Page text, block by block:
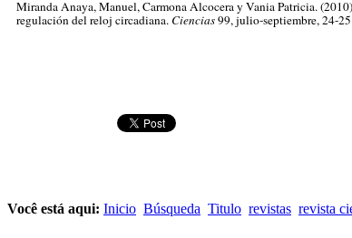
Miranda Anaya, Manuel,Carmona Alcocera y Vania Patricia.
regulación del reloj circadiana. Ciencias99, julio-septiembre, 24-
Você está aqui: Inicio Búsqueda Titulo revistas revista